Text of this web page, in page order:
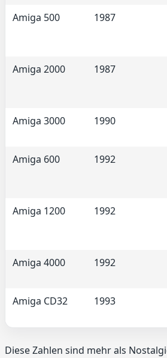
Amiga 500 1987
Amiga 2000
1987
Amiga 3000 1990
Amiga 600 1992
Amiga 1200 1992
Amiga 4000 1992
Amiga CD32
1993
Diese Zahlen sind mehr als